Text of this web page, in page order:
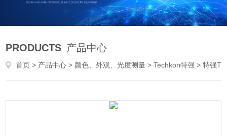
PRODUCTS 产品中心
首页 > 产品中心 > 颜色、外观、光度测量 >Techkon特强 > 特强TECHKON SpectroPlate入门版印版测量仪